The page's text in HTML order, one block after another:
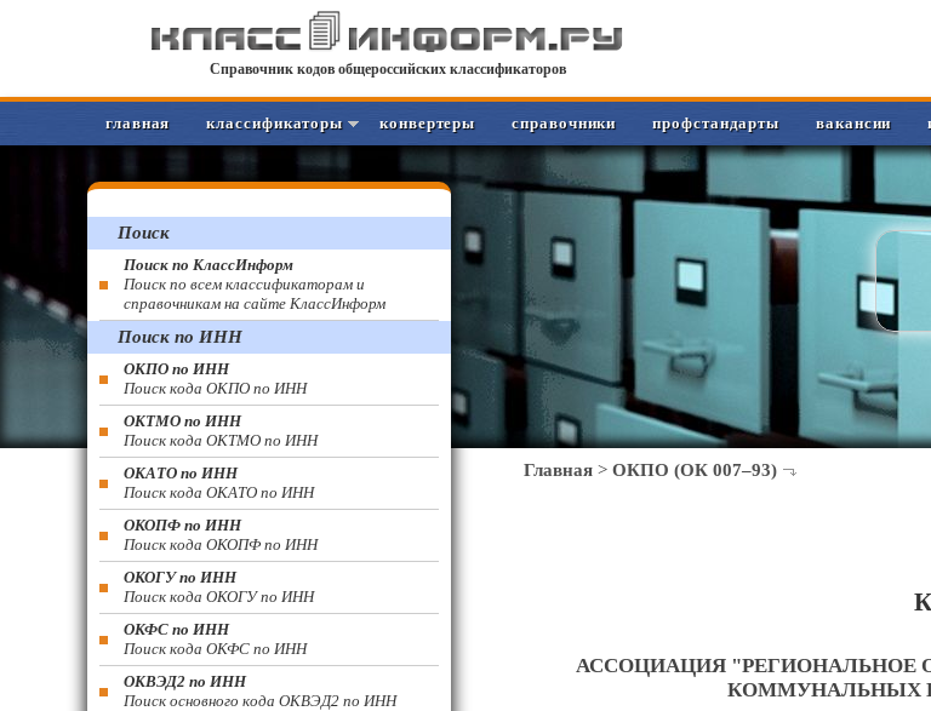
Справочник кодов общероссийских классификаторов
главная классификаторы конвертеры справочники профстандарты вакансии
Главная > ОКПО (ОК 007–93)
АССОЦИАЦИЯ "РЕГИОНАЛЬНОЕ
КОММУНАЛЬНЫХ
Поиск
Поиск по КлассИнформ
Поиск по всем классификаторам и
справочникам на сайте КлассИнформ
Поиск по ИНН
ОКПО по ИНН
Поиск кода ОКПО по ИНН
ОКТМО по ИНН
Поиск кода ОКТМО по ИНН
ОКАТО по ИНН
Поиск кода ОКАТО по ИНН
ОКОПФ по ИНН
Поиск кода ОКОПФ по ИНН
ОКОГУ по ИНН
Поиск кода ОКОГУ по ИНН
ОКФС по ИНН
Поиск кода ОКФС по ИНН
ОКВЭД2 по ИНН
Поиск основного кода ОКВЭД2 по ИНН